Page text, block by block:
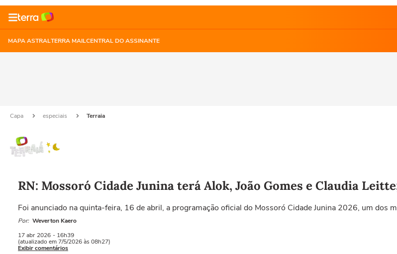
MAPA ASTRALTERRA MAILCENTRAL DO ASSINANTE
Capa especiais Terraia
RN: Mossoró Cidade Junina terá Alok, João Gomes e Claudia
Foi anunciado na quinta-feira, 16 de abril, a programação oficial do Mossoró Cidade Junina 2026, um dos
Por: Weverton Kaero
17 abr 2026 - 16h39
(atualizado em 7/5/2026 às 08h27)
Exibir comentários